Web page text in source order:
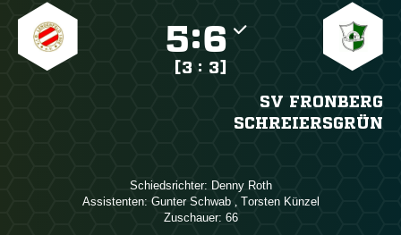
:
[3 : 3]
SV FRONBERG
SCHREIERSGRÜN
Schiedsrichter:  
Assistenten:   ,  
Zuschauer: 66